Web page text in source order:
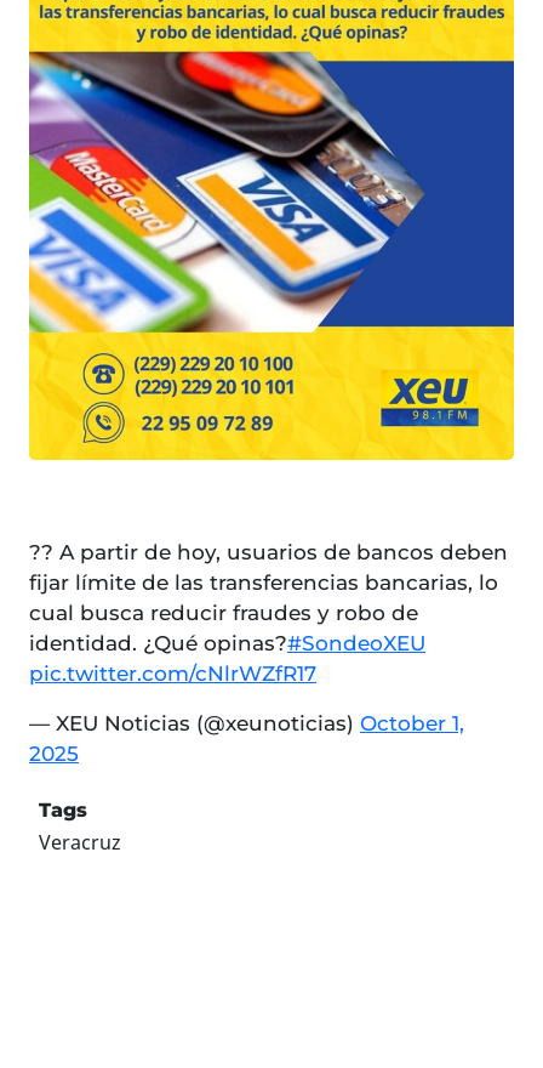
?? A partir de hoy, usuarios de bancos deben
fijar límite de las transferencias bancarias, lo
cual busca reducir fraudes y robo de
identidad. ¿Qué opinas?#SondeoXEU
pic.twitter.com/cNlrWZfR17
— XEU Noticias (@xeunoticias) October 1,
2025
Tags
Veracruz